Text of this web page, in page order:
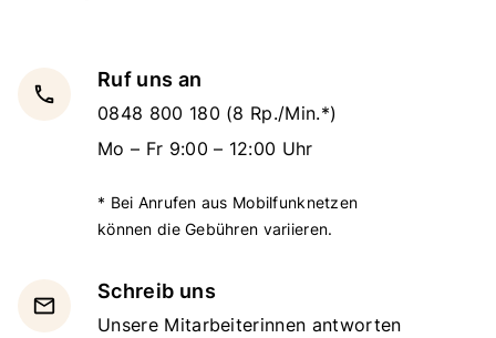
local_phone
Ruf uns an
0848 800 180 (8 Rp./Min.*)
Mo – Fr 9:00 – 12:00 Uhr
* Bei Anrufen aus Mobilfunknetzen
können die Gebühren variieren.
email
Schreib uns
Unsere Mitarbeiterinnen antworten